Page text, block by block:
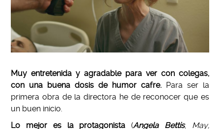
Muy entretenida y agradable para ver con colegas,
con una buena dosis de humor cafre.Para ser la
primera obra de la directora he de reconocer que es
un buen inicio.
Lo mejor es la protagonista (Angela Bettis, May,